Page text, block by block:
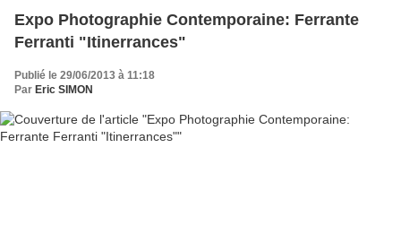
Expo Photographie Contemporaine: Ferrante
Ferranti "Itinerrances"
Publié le 29/06/2013 à 11:18
Par Eric SIMON